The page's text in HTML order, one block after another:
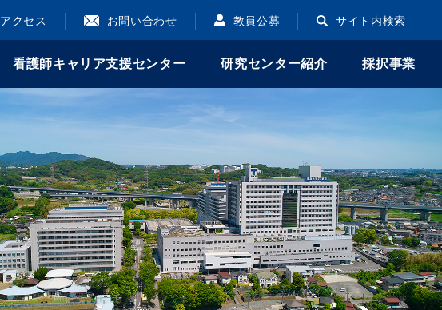
看護師キャリア支援センター 研究センター紹介 採択事業
アクセス お問い合わせ 教員公募 サイト内検索